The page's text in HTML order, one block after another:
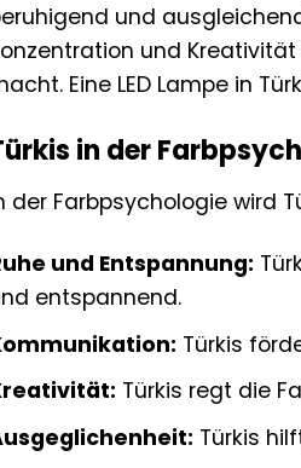
und
und
Eine LED Lampe in
in der
der Farbpsychologie wird
und Entspannung:
entspannend.
Türkis
Türkis regt die
Türkis